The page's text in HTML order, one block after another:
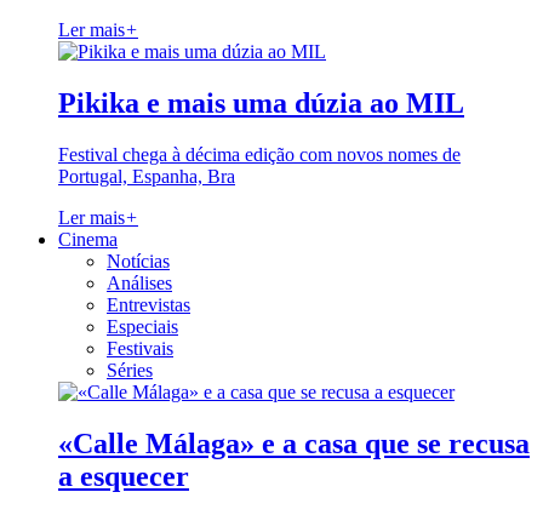
Ler mais+
Pikika e mais uma dúzia ao MIL
Festival chega à décima edição com novos nomes de
Portugal, Espanha, Bra
Ler mais+
Cinema
Notícias
Análises
Entrevistas
Especiais
Festivais
Séries
«Calle Málaga» e a casa que se recusa
a esquecer